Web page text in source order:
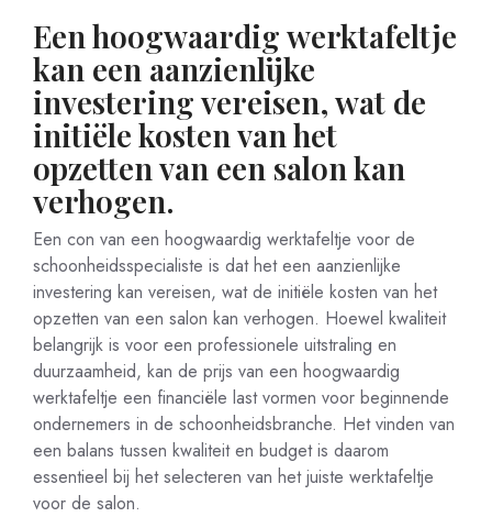
Een hoogwaardig werktafeltje
kan een aanzienlijke
investering vereisen, wat de
initiële kosten van het
opzetten van een salon kan
verhogen.
Een con van een hoogwaardig werktafeltje voor de
schoonheidsspecialiste is dat het een aanzienlijke
investering kan vereisen, wat de initiële kosten van het
opzetten van een salon kan verhogen. Hoewel kwaliteit
belangrijk is voor een professionele uitstraling en
duurzaamheid, kan de prijs van een hoogwaardig
werktafeltje een financiële last vormen voor beginnende
ondernemers in de schoonheidsbranche. Het vinden van
een balans tussen kwaliteit en budget is daarom
essentieel bij het selecteren van het juiste werktafeltje
voor de salon.